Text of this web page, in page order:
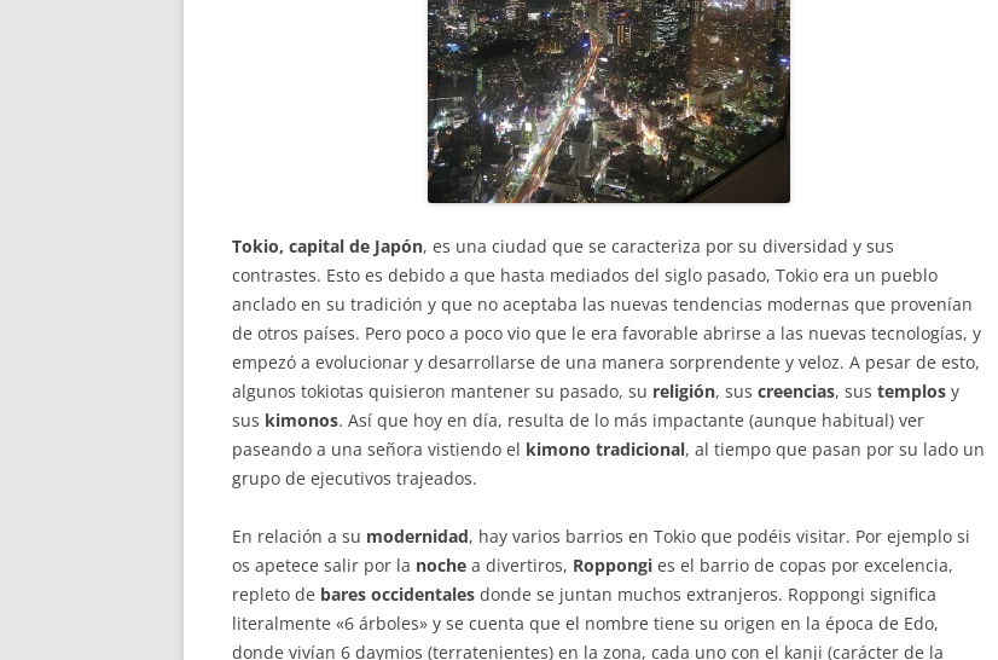
Tokio, capital de Japón, es una ciudad que se caracteriza por su diversidad y sus
contrastes. Esto es debido a que hasta mediados del siglo pasado, Tokio era un pueblo
anclado en su tradición y que no aceptaba las nuevas tendencias modernas que provenían
de otros países. Pero poco a poco vio que le era favorable abrirse a las nuevas tecnologías, y
empezó a evolucionar y desarrollarse de una manera sorprendente y veloz. A pesar de esto,
algunos tokiotas quisieron mantener su pasado, su religión, sus creencias, sus templos y
sus kimonos. Así que hoy en día, resulta de lo más impactante (aunque habitual) ver
paseando a una señora vistiendo el kimono tradicional, al tiempo que pasan por su lado un
grupo de ejecutivos trajeados.
En relación a su modernidad, hay varios barrios en Tokio que podéis visitar. Por ejemplo si
os apetece salir por la noche a divertiros, Roppongi es el barrio de copas por excelencia,
repleto de bares occidentales donde se juntan muchos extranjeros. Roppongi significa
literalmente «6 árboles» y se cuenta que el nombre tiene su origen en la época de Edo,
donde vivían 6 daymios (terratenientes) en la zona, cada uno con el kanji (carácter de la